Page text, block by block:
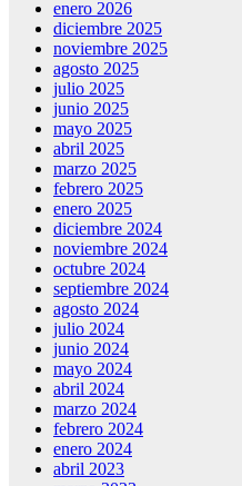
enero 2026
diciembre 2025
noviembre 2025
agosto 2025
julio 2025
junio 2025
mayo 2025
abril 2025
marzo 2025
febrero 2025
enero 2025
diciembre 2024
noviembre 2024
octubre 2024
septiembre 2024
agosto 2024
julio 2024
junio 2024
mayo 2024
abril 2024
marzo 2024
febrero 2024
enero 2024
abril 2023